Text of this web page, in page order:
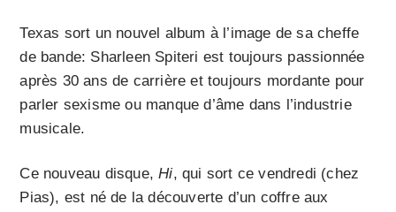
Texas sort un nouvel album à l’image de sa cheffe
de bande: Sharleen Spiteri est toujours passionnée
après 30 ans de carrière et toujours mordante pour
parler sexisme ou manque d’âme dans l’industrie
musicale.
Ce nouveau disque,Hi, qui sort ce vendredi (chez
Pias), est né de la découverte d’un coffre aux